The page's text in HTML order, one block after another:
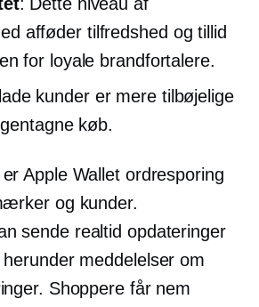
afføder tilfredshed og tillid
for loyale brandfortalere.
kunder er mere tilbøjelige
køb.
Apple Wallet ordresporing
og kunder.
sende realtid opdateringer
meddelelser om
Shoppere får nem